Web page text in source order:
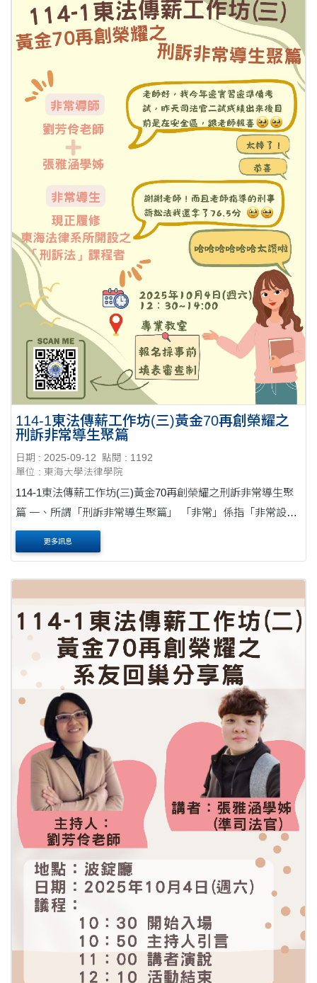
114-1東法傳薪工作坊(三)黃金70再創榮耀之
刑訴非常導生聚篇
日期 : 2025-09-12
點閱 : 1192
單位 : 東海大學法律學院
114-1東法傳薪工作坊(三)黃金70再創榮耀之刑訴非常導生聚
篇 一、所謂「刑訴非常導生聚篇」 「非常」係指「非常設」
的狀態， 亦即「特別為某事而設的」。「導生聚」係指「導
師與導生在輕鬆用餐的狀態下聊聊學....
更多訊息